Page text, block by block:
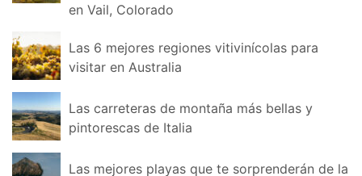
en Vail, Colorado
Las 6 mejores regiones vitivinícolas para
visitar en Australia
Las carreteras de montaña más bellas y
pintorescas de Italia
Las mejores playas que te sorprenderán de la